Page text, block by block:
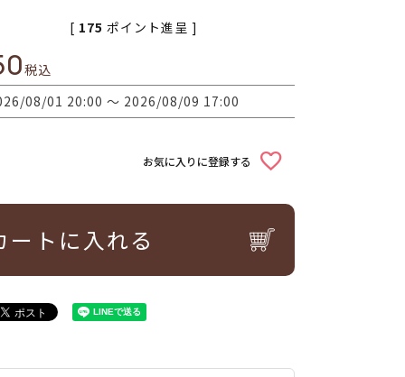
税込
[ 175 ポイント進呈 ]
08/01 20:00 〜 2026/08/09 17:00
お気に入りに登録する
ートに入れる